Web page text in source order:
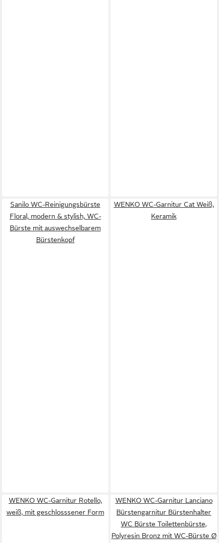
Sanilo WC-Reinigungsbürste
Floral, modern & stylish, WC-
Bürste mit auswechselbarem
Bürstenkopf
WENKO WC-Garnitur Cat Weiß,
Keramik
WENKO WC-Garnitur Rotello,
weiß, mit geschlosssener Form
WENKO WC-Garnitur Lanciano
Bürstengarnitur Bürstenhalter
WC Bürste Toilettenbürste,
Polyresin Bronz mit WC-Bürste Ø